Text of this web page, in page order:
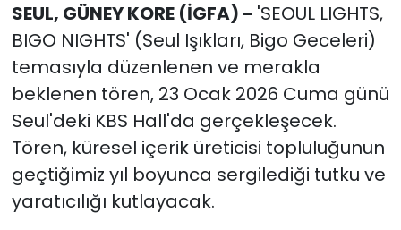
SEUL, GÜNEY KORE (İGFA) - 'SEOUL LIGHTS,
BIGO NIGHTS' (Seul Işıkları, Bigo Geceleri)
temasıyla düzenlenen ve merakla
beklenen tören, 23 Ocak 2026 Cuma günü
Seul'deki KBS Hall'da gerçekleşecek.
Tören, küresel içerik üreticisi topluluğunun
geçtiğimiz yıl boyunca sergilediği tutku ve
yaratıcılığı kutlayacak.